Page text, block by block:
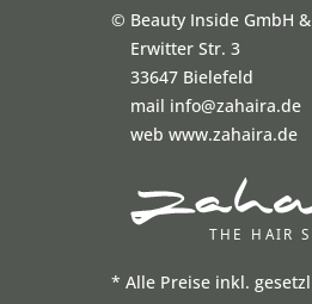
© Beauty Inside GmbH &
Erwitter Str. 3
33647 Bielefeld
mail info@zahaira.de
web www.zahaira.de
* Alle Preise inkl.